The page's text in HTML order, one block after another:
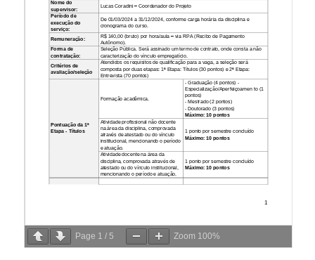
Page 1 / 5 Zoom 100%